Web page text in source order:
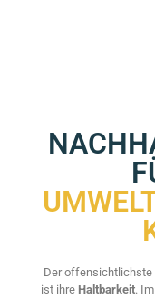
Der offensichtlichste
ist ihre Haltbarkeit.